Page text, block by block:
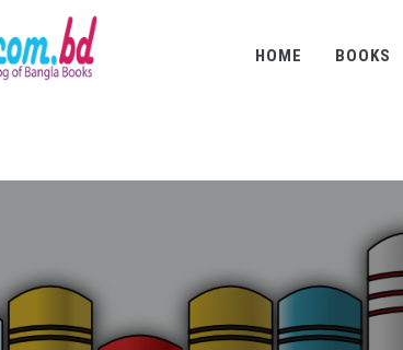
HOME BOOKS